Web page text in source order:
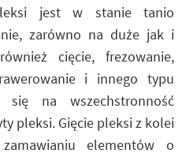
jest w stanie tanio
zarówno na duże jak i
cięcie, frezowanie,
i innego typu
się na wszechstronność
pleksi. Gięcie pleksi z kolei
elementów o